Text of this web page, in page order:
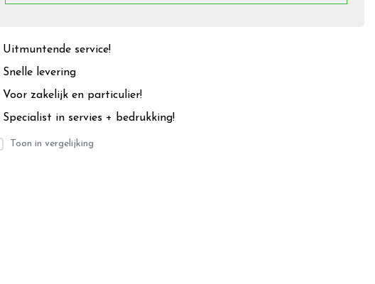
Uitmuntende service!
Snelle levering
Voor zakelijk en particulier!
Specialist in servies + bedrukking!
Toon in vergelijking